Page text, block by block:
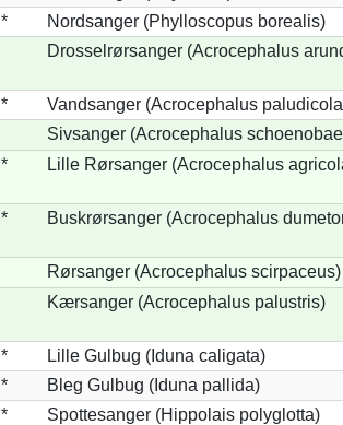
*
Nordsanger (Phylloscopus borealis)
Drosselrørsanger (Acrocephalus
*
Vandsanger (Acrocephalus
Sivsanger (Acrocephalus
* Lille Rørsanger (Acrocephalus
* Buskrørsanger (Acrocephalus
Rørsanger (Acrocephalus scirpaceus)
Kærsanger (Acrocephalus palustris)
*
Lille Gulbug (Iduna caligata)
*
Bleg Gulbug (Iduna pallida)
*
Spottesanger (Hippolais polyglotta)